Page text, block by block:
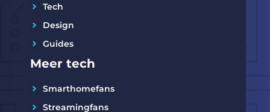
Tech
Design
Guides
Meer tech
Smarthomefans
Streamingfans